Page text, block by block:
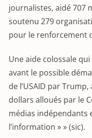
journalistes, aidé 707
soutenu 279
pour le renforcement
Une aide colossale
avant le possible
de l’USAID par
dollars alloués par le
médias indépendants
l’information » » (sic).